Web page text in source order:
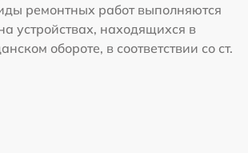
ремонтных работ выполняются
устройствах, находящихся в
обороте, в соответствии со ст.